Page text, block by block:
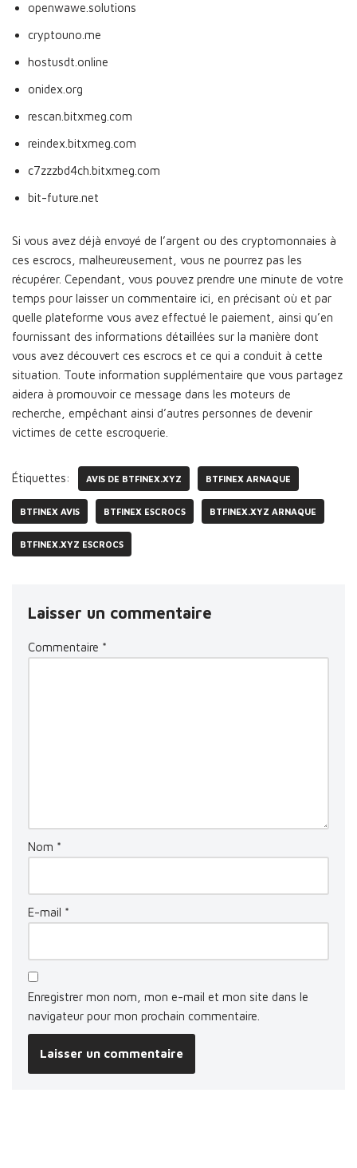
openwawe.solutions
cryptouno.me
hostusdt.online
onidex.org
rescan.bitxmeg.com
reindex.bitxmeg.com
c7zzzbd4ch.bitxmeg.com
bit-future.net
Si vous avez déjà envoyé de l’argent ou des cryptomonnaies à
ces escrocs, malheureusement, vous ne pourrez pas les
récupérer. Cependant, vous pouvez prendre une minute de votre
temps pour laisser un commentaire ici, en précisant où et par
quelle plateforme vous avez effectué le paiement, ainsi qu’en
fournissant des informations détaillées sur la manière dont
vous avez découvert ces escrocs et ce qui a conduit à cette
situation. Toute information supplémentaire que vous partagez
aidera à promouvoir ce message dans les moteurs de
recherche, empêchant ainsi d’autres personnes de devenir
victimes de cette escroquerie.
Étiquettes: AVIS DE BTFINEX.XYZ BTFINEX ARNAQUE
BTFINEX AVIS BTFINEX ESCROCS BTFINEX.XYZ ARNAQUE
BTFINEX.XYZ ESCROCS
Laisser un commentaire
Commentaire *
Nom *
E-mail *
Enregistrer mon nom, mon e-mail et mon site dans le
navigateur pour mon prochain commentaire.